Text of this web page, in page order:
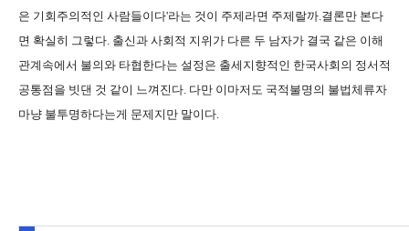
은 기회주의적인 사람들이다'라는 것이 주제라면 주제랄까.결론만 본다
면 확실히 그렇다. 출신과 사회적 지위가 다른 두 남자가 결국 같은 이해
관계속에서 불의와 타협한다는 설정은 출세지향적인 한국사회의 정서적
공통점을 빗댄 것 같이 느껴진다. 다만 이마저도 국적불명의 불법체류자
마냥 불투명하다는게 문제지만 말이다.